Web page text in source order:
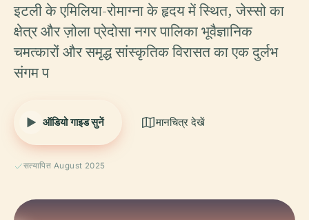
इटली के एमिलिया-रोमाग्ना के हृदय में स्थित, जेस्सो का
क्षेत्र और ज़ोला प्रेदोसा नगर पालिका भूवैज्ञानिक
चमत्कारों और समृद्ध सांस्कृतिक विरासत का एक दुर्लभ
संगम प
ऑडियो गाइड सुनें मानचित्र देखें
सत्यापित August 2025